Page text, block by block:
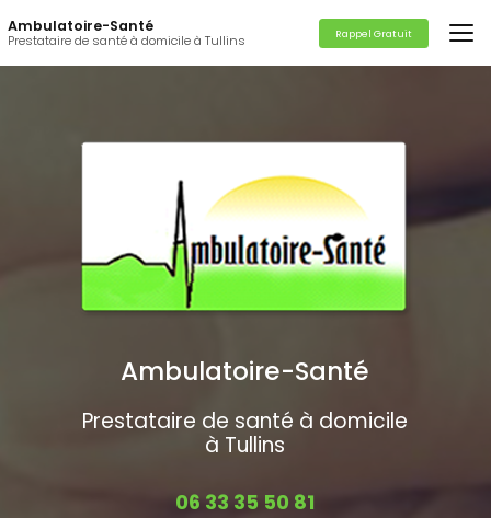
au
contenu
principal
Ambulatoire-Santé
Prestataire de santé à domicile à Tullins Rappel Gratuit
Ambulatoire-Santé
Prestataire de santé à domicile
à Tullins
06 33 35 50 81